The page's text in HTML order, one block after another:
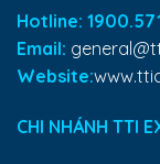
Hotline:
Email:
Website:
CHI NHÁNH TTI